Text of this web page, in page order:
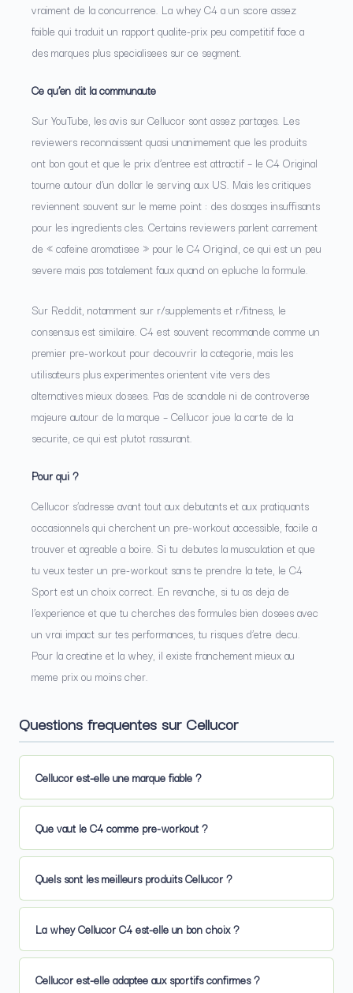
vraiment de la concurrence. La whey C4 a un score assez
faible qui traduit un rapport qualite-prix peu competitif face a
des marques plus specialisees sur ce segment.
Ce qu’en dit la communaute
Sur YouTube, les avis sur Cellucor sont assez partages. Les
reviewers reconnaissent quasi unanimement que les produits
ont bon gout et que le prix d’entree est attractif – le C4 Original
tourne autour d’un dollar le serving aux US. Mais les critiques
reviennent souvent sur le meme point : des dosages insuffisants
pour les ingredients cles. Certains reviewers parlent carrement
de « cafeine aromatisee » pour le C4 Original, ce qui est un peu
severe mais pas totalement faux quand on epluche la formule.
Sur Reddit, notamment sur r/supplements et r/fitness, le
consensus est similaire. C4 est souvent recommande comme un
premier pre-workout pour decouvrir la categorie, mais les
utilisateurs plus experimentes orientent vite vers des
alternatives mieux dosees. Pas de scandale ni de controverse
majeure autour de la marque – Cellucor joue la carte de la
securite, ce qui est plutot rassurant.
Pour qui ?
Cellucor s’adresse avant tout aux debutants et aux pratiquants
occasionnels qui cherchent un pre-workout accessible, facile a
trouver et agreable a boire. Si tu debutes la musculation et que
tu veux tester un pre-workout sans te prendre la tete, le C4
Sport est un choix correct. En revanche, si tu as deja de
l’experience et que tu cherches des formules bien dosees avec
un vrai impact sur tes performances, tu risques d’etre decu.
Pour la creatine et la whey, il existe franchement mieux au
meme prix ou moins cher.
Questions frequentes sur Cellucor
Cellucor est-elle une marque fiable ?
Que vaut le C4 comme pre-workout ?
Quels sont les meilleurs produits Cellucor ?
La whey Cellucor C4 est-elle un bon choix ?
Cellucor est-elle adaptee aux sportifs confirmes ?